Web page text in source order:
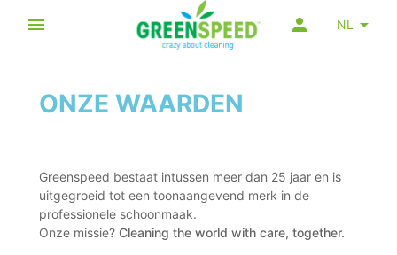
NL
ONZE WAARDEN
Greenspeed bestaat intussen meer dan 25 jaar en is
uitgegroeid tot een toonaangevend merk in de
professionele schoonmaak.
Onze missie?Cleaning the world with care, together.